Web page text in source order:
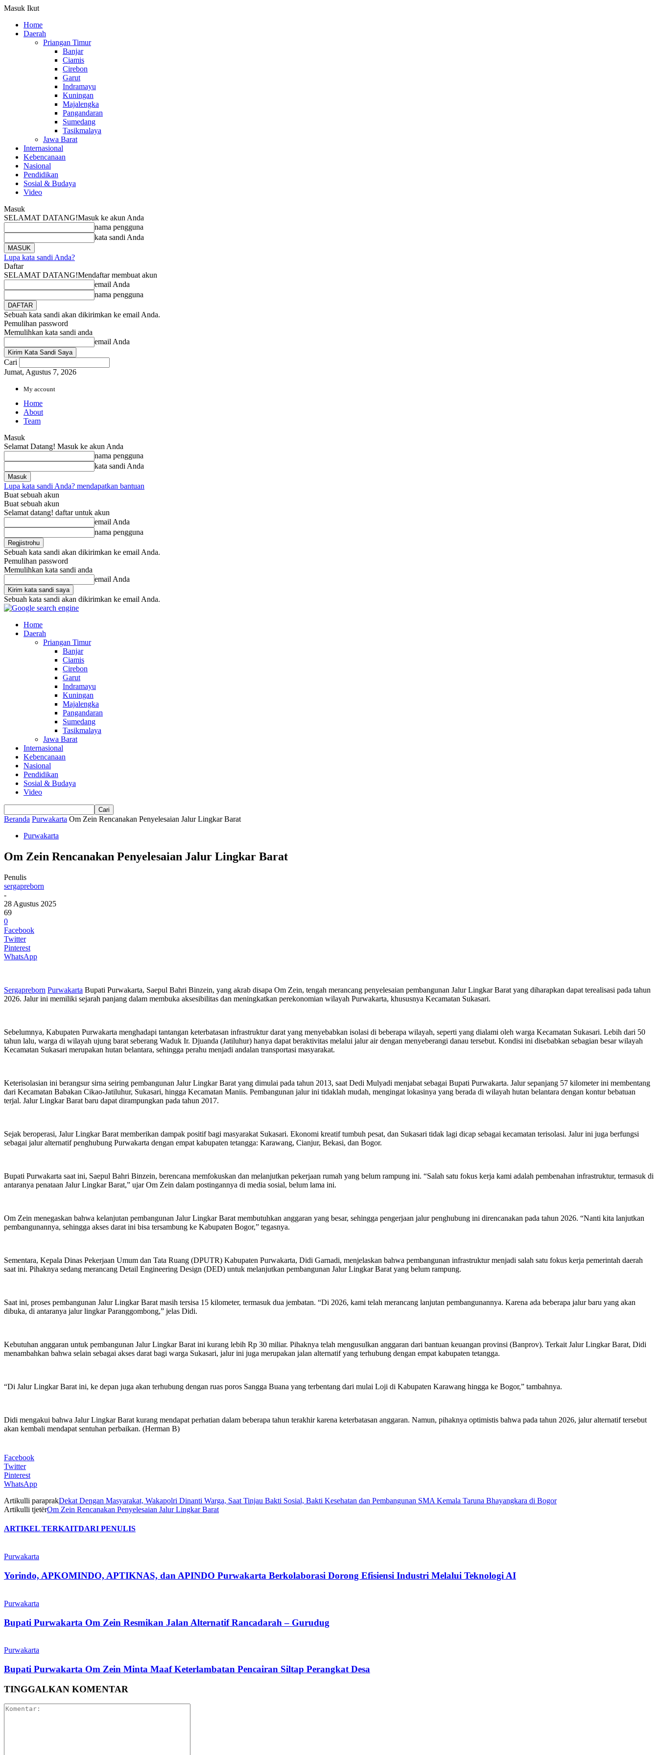
Masuk Ikut
Home
Daerah
Priangan Timur
Banjar
Ciamis
Cirebon
Garut
Indramayu
Kuningan
Majalengka
Pangandaran
Sumedang
Tasikmalaya
Jawa Barat
Internasional
Kebencanaan
Nasional
Pendidikan
Sosial & Budaya
Video
Masuk
SELAMAT DATANG!Masuk ke akun Anda
nama pengguna
kata sandi Anda
Lupa kata sandi Anda?
Daftar
SELAMAT DATANG!Mendaftar membuat akun
email Anda
nama pengguna
Sebuah kata sandi akan dikirimkan ke email Anda.
Pemulihan password
Memulihkan kata sandi anda
email Anda
Cari
Jumat, Agustus 7, 2026
My account
Home
About
Team
Masuk
Selamat Datang! Masuk ke akun Anda
nama pengguna
kata sandi Anda
Lupa kata sandi Anda? mendapatkan bantuan
Buat sebuah akun
Buat sebuah akun
Selamat datang! daftar untuk akun
email Anda
nama pengguna
Sebuah kata sandi akan dikirimkan ke email Anda.
Pemulihan password
Memulihkan kata sandi anda
email Anda
Sebuah kata sandi akan dikirimkan ke email Anda.
Home
Daerah
Priangan Timur
Banjar
Ciamis
Cirebon
Garut
Indramayu
Kuningan
Majalengka
Pangandaran
Sumedang
Tasikmalaya
Jawa Barat
Internasional
Kebencanaan
Nasional
Pendidikan
Sosial & Budaya
Video
Beranda Purwakarta Om Zein Rencanakan Penyelesaian Jalur Lingkar Barat
Purwakarta
Om Zein Rencanakan Penyelesaian Jalur Lingkar Barat
Penulis
sergapreborn
-
28 Agustus 2025
69
0
Facebook
Twitter
Pinterest
WhatsApp
Sergapreborn Purwakarta Bupati Purwakarta, Saepul Bahri Binzein, yang akrab disapa Om Zein, tengah merancang penyelesaian pembangunan Jalur Lingkar Barat yang diharapkan dapat terealisasi pada tahun
2026. Jalur ini memiliki sejarah panjang dalam membuka aksesibilitas dan meningkatkan perekonomian wilayah Purwakarta, khususnya Kecamatan Sukasari.
Sebelumnya, Kabupaten Purwakarta menghadapi tantangan keterbatasan infrastruktur darat yang menyebabkan isolasi di beberapa wilayah, seperti yang dialami oleh warga Kecamatan Sukasari. Lebih dari 50
tahun lalu, warga di wilayah ujung barat seberang Waduk Ir. Djuanda (Jatiluhur) hanya dapat beraktivitas melalui jalur air dengan menyeberangi danau tersebut. Kondisi ini disebabkan sebagian besar wilayah
Kecamatan Sukasari merupakan hutan belantara, sehingga perahu menjadi andalan transportasi masyarakat.
Keterisolasian ini berangsur sirna seiring pembangunan Jalur Lingkar Barat yang dimulai pada tahun 2013, saat Dedi Mulyadi menjabat sebagai Bupati Purwakarta. Jalur sepanjang 57 kilometer ini membentang
dari Kecamatan Babakan Cikao-Jatiluhur, Sukasari, hingga Kecamatan Maniis. Pembangunan jalur ini tidaklah mudah, mengingat lokasinya yang berada di wilayah hutan belantara dengan kontur bebatuan
terjal. Jalur Lingkar Barat baru dapat dirampungkan pada tahun 2017.
Sejak beroperasi, Jalur Lingkar Barat memberikan dampak positif bagi masyarakat Sukasari. Ekonomi kreatif tumbuh pesat, dan Sukasari tidak lagi dicap sebagai kecamatan terisolasi. Jalur ini juga berfungsi
sebagai jalur alternatif penghubung Purwakarta dengan empat kabupaten tetangga: Karawang, Cianjur, Bekasi, dan Bogor.
Bupati Purwakarta saat ini, Saepul Bahri Binzein, berencana memfokuskan dan melanjutkan pekerjaan rumah yang belum rampung ini. “Salah satu fokus kerja kami adalah pembenahan infrastruktur, termasuk di
antaranya penataan Jalur Lingkar Barat,” ujar Om Zein dalam postingannya di media sosial, belum lama ini.
Om Zein menegaskan bahwa kelanjutan pembangunan Jalur Lingkar Barat membutuhkan anggaran yang besar, sehingga pengerjaan jalur penghubung ini direncanakan pada tahun 2026. “Nanti kita lanjutkan
pembangunannya, sehingga akses darat ini bisa tersambung ke Kabupaten Bogor,” tegasnya.
Sementara, Kepala Dinas Pekerjaan Umum dan Tata Ruang (DPUTR) Kabupaten Purwakarta, Didi Garnadi, menjelaskan bahwa pembangunan infrastruktur menjadi salah satu fokus kerja pemerintah daerah
saat ini. Pihaknya sedang merancang Detail Engineering Design (DED) untuk melanjutkan pembangunan Jalur Lingkar Barat yang belum rampung.
Saat ini, proses pembangunan Jalur Lingkar Barat masih tersisa 15 kilometer, termasuk dua jembatan. “Di 2026, kami telah merancang lanjutan pembangunannya. Karena ada beberapa jalur baru yang akan
dibuka, di antaranya jalur lingkar Paranggombong,” jelas Didi.
Kebutuhan anggaran untuk pembangunan Jalur Lingkar Barat ini kurang lebih Rp 30 miliar. Pihaknya telah mengusulkan anggaran dari bantuan keuangan provinsi (Banprov). Terkait Jalur Lingkar Barat, Didi
menambahkan bahwa selain sebagai akses darat bagi warga Sukasari, jalur ini juga merupakan jalan alternatif yang terhubung dengan empat kabupaten tetangga.
“Di Jalur Lingkar Barat ini, ke depan juga akan terhubung dengan ruas poros Sangga Buana yang terbentang dari mulai Loji di Kabupaten Karawang hingga ke Bogor,” tambahnya.
Didi mengakui bahwa Jalur Lingkar Barat kurang mendapat perhatian dalam beberapa tahun terakhir karena keterbatasan anggaran. Namun, pihaknya optimistis bahwa pada tahun 2026, jalur alternatif tersebut
akan kembali mendapat sentuhan perbaikan. (Herman B)
Facebook
Twitter
Pinterest
WhatsApp
Artikulli paraprakDekat Dengan Masyarakat, Wakapolri Dinanti Warga, Saat Tinjau Bakti Sosial, Bakti Kesehatan dan Pembangunan SMA Kemala Taruna Bhayangkara di Bogor
Artikulli tjetërOm Zein Rencanakan Penyelesaian Jalur Lingkar Barat
ARTIKEL TERKAITDARI PENULIS
Purwakarta
Yorindo, APKOMINDO, APTIKNAS, dan APINDO Purwakarta Berkolaborasi Dorong Efisiensi Industri Melalui Teknologi AI
Purwakarta
Bupati Purwakarta Om Zein Resmikan Jalan Alternatif Rancadarah – Gurudug
Purwakarta
Bupati Purwakarta Om Zein Minta Maaf Keterlambatan Pencairan Siltap Perangkat Desa
TINGGALKAN KOMENTAR